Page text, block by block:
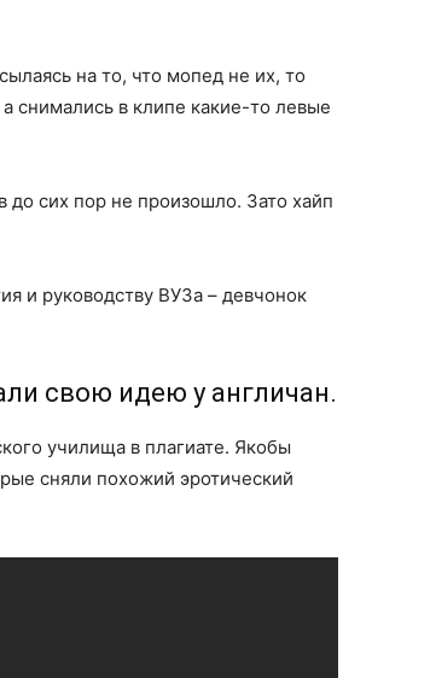
на то, что мопед не их, то
снимались в клипе какие-то левые
до сих пор не произошло. Зато хайп
и руководству ВУЗа – девчонок
свою идею у англичан.
училища в плагиате. Якобы
сняли похожий эротический